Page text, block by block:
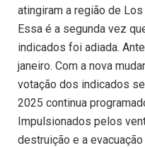
atingiram a região de
Essa é a segunda vez
indicados foi adiada.
janeiro. Com a nova
votação dos indicados
2025 continua
Impulsionados pelos
destruição e a